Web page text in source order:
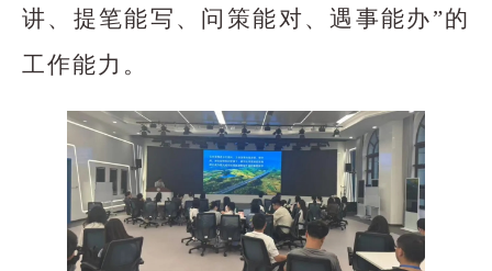
讲、提笔能写、问策能对、遇事能办”的
工作能力。